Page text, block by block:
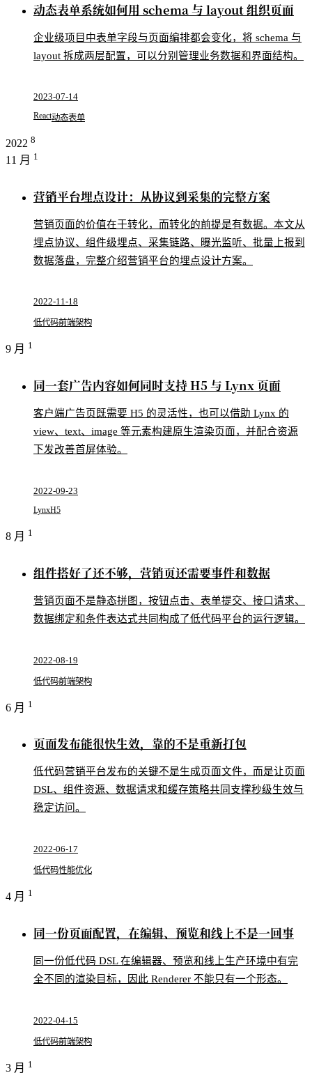
动态表单系统如何用 schema 与 layout 组织页面
企业级项目中表单字段与页面编排都会变化，将 schema 与
layout 拆成两层配置，可以分别管理业务数据和界面结构。
2023-07-14
React动态表单
2022 8
11 月 1
营销平台埋点设计：从协议到采集的完整方案
营销页面的价值在于转化，而转化的前提是有数据。本文从
埋点协议、组件级埋点、采集链路、曝光监听、批量上报到
数据落盘，完整介绍营销平台的埋点设计方案。
2022-11-18
低代码前端架构
9 月 1
同一套广告内容如何同时支持 H5 与 Lynx 页面
客户端广告页既需要 H5 的灵活性，也可以借助 Lynx 的
view、text、image 等元素构建原生渲染页面，并配合资源
下发改善首屏体验。
2022-09-23
LynxH5
8 月 1
组件搭好了还不够，营销页还需要事件和数据
营销页面不是静态拼图，按钮点击、表单提交、接口请求、
数据绑定和条件表达式共同构成了低代码平台的运行逻辑。
2022-08-19
低代码前端架构
6 月 1
页面发布能很快生效，靠的不是重新打包
低代码营销平台发布的关键不是生成页面文件，而是让页面
DSL、组件资源、数据请求和缓存策略共同支撑秒级生效与
稳定访问。
2022-06-17
低代码性能优化
4 月 1
同一份页面配置，在编辑、预览和线上不是一回事
同一份低代码 DSL 在编辑器、预览和线上生产环境中有完
全不同的渲染目标，因此 Renderer 不能只有一个形态。
2022-04-15
低代码前端架构
3 月 1